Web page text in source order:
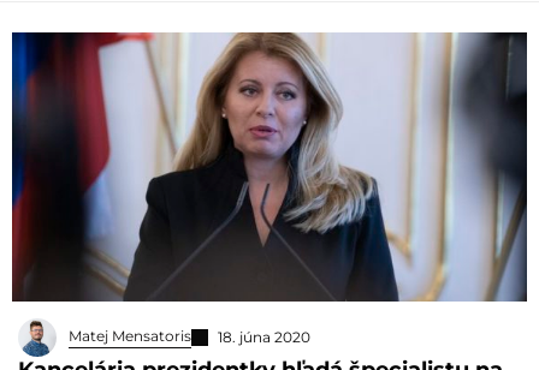
Matej Mensatoris 18. júna 2020